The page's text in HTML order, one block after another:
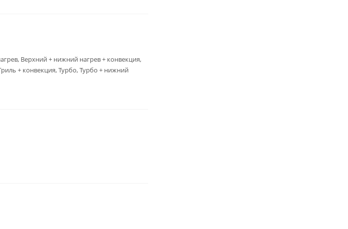
Верхний + нижний нагрев + конвекция,
+ конвекция, Турбо, Турбо + нижний